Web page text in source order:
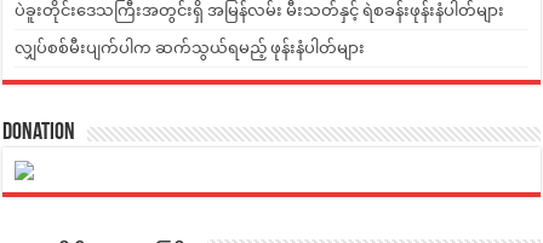
ပဲခူးတိုင်းဒေသကြီးအတွင်းရှိ အမြန်လမ်း မီးသတ်နှင့် ရဲစခန်းဖုန်းနံပါတ်များ
လျှပ်စစ်မီးပျက်ပါက ဆက်သွယ်ရမည့် ဖုန်းနံပါတ်များ
Donation